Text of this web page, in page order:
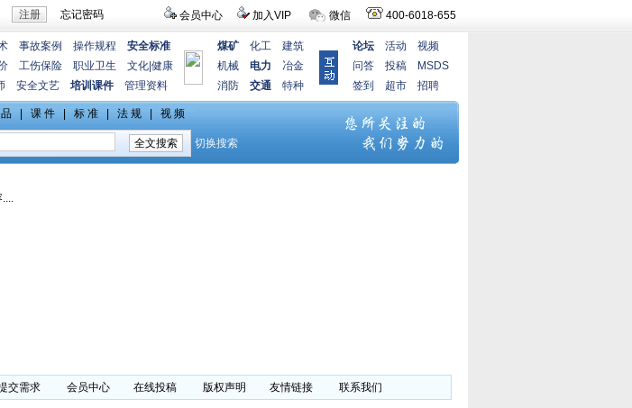
会员中心 加入VIP 微信 400-6018-655
忘记密码
事故案例 操作规程
安全标准
工伤保险 职业卫生 文化 健康
安全文艺 培训课件 管理资料
煤矿 化工
建筑
机械
电力
冶金
消防
交通 特种
论坛 活动
视频
问答
投稿
MSDS
签到
超市 招聘
交需求 会员中心 在线投稿 版权声明 友情链接 联系我们